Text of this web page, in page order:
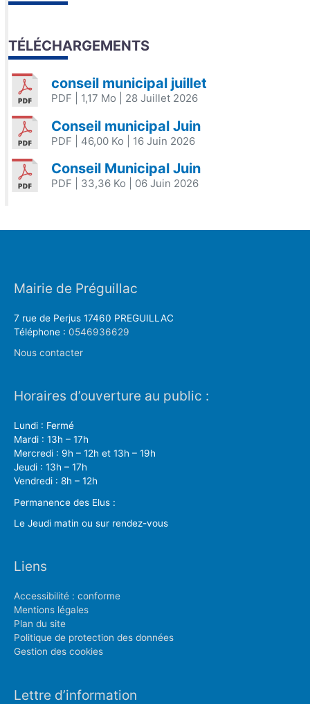
TÉLÉCHARGEMENTS
conseil municipal juillet
PDF | 1,17 Mo | 28 Juillet 2026
Conseil municipal Juin
PDF | 46,00 Ko | 16 Juin 2026
Conseil Municipal Juin
PDF | 33,36 Ko | 06 Juin 2026
Mairie de Préguillac
7 rue de Perjus 17460 PREGUILLAC
Téléphone : 0546936629
Nous contacter
Horaires d’ouverture au public :
Lundi : Fermé
Mardi : 13h – 17h
Mercredi : 9h – 12h et 13h – 19h
Jeudi : 13h – 17h
Vendredi : 8h – 12h
Permanence des Elus :
Le Jeudi matin ou sur rendez-vous
Liens
Accessibilité : conforme
Mentions légales
Plan du site
Politique de protection des données
Gestion des cookies
Lettre d’information